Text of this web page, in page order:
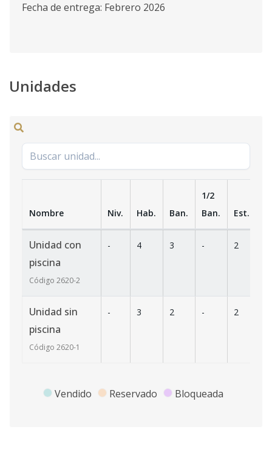
Fecha de entrega: Febrero 2026
Unidades
Nombre Niv. Hab. Ban.
1/2
Ban.
Est.
Unidad con
piscina
Código 2620-2
- 4 3 - 2
Unidad sin
piscina
Código 2620-1
- 3 2 - 2
Vendido Reservado Bloqueada